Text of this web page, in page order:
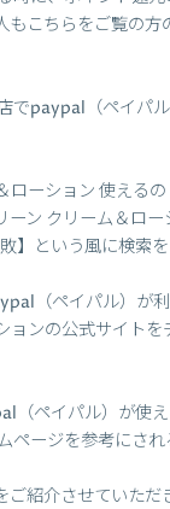
こちらをご覧の方
でpaypal（ペイパ
ローション 使える
ン クリーム＆ロー
という風に検索を
（ペイパル）が
ョンの公式サイト
（ペイパル）が使
ージを参考にされ
紹介させていただ